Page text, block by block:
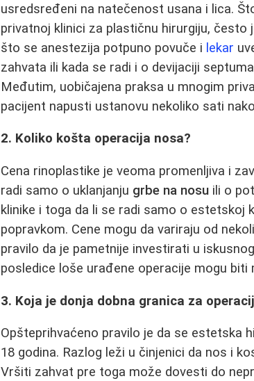
usredsređeni na natečenost usana i lica.
privatnoj klinici za plastičnu hirurgiju,
što se anestezija potpuno povuče i lekar
zahvata ili kada se radi i o devijaciji
Međutim, uobičajena praksa u mnogim
pacijent napusti ustanovu nekoliko sati
2. Koliko košta operacija nosa?
Cena rinoplastike je veoma promenljiva i
radi samo o uklanjanju grbe na nosu ili o
klinike i toga da li se radi samo o estetskoj
popravkom. Cene mogu da variraju od
pravilo da je pametnije investirati u
posledice loše urađene operacije mogu
3. Koja je donja dobna granica za
Opšteprihvaćeno pravilo je da se estetska
18 godina. Razlog leži u činjenici da nos i
Vršiti zahvat pre toga može dovesti do